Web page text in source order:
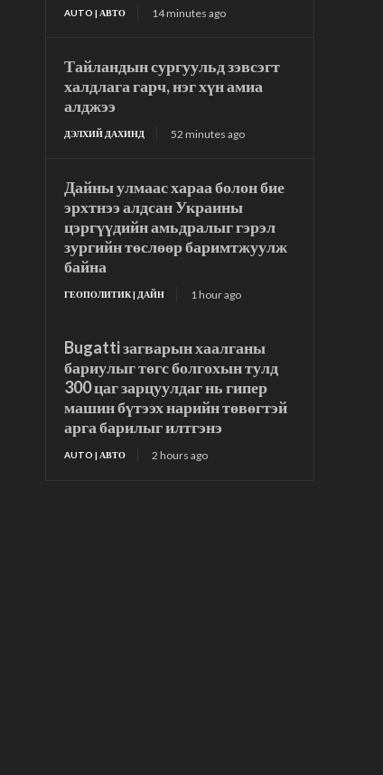
AUTO | АВТО 14 minutes ago
Тайландын сургуульд зэвсэгт
халдлага гарч, нэг хүн амиа
алджээ
ДЭЛХИЙ ДАХИНД 52 minutes ago
Дайны улмаас хараа болон бие
эрхтнээ алдсан Украины
цэргүүдийн амьдралыг гэрэл
зургийн төслөөр баримтжуулж
байна
ГЕОПОЛИТИК | ДАЙН 1 hour ago
Bugatti загварын хаалганы
бариулыг төгс болгохын тулд
300 цаг зарцуулдаг нь гипер
машин бүтээх нарийн төвөгтэй
арга барилыг илтгэнэ
AUTO | АВТО 2 hours ago